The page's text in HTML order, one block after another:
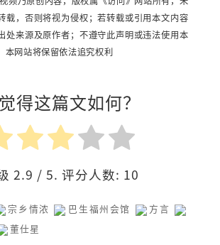
载，否则将视为侵权；若转载或引用本文内容
处来源及原作者；不遵守此声明或违法使用本
本网站将保留依法追究权利
得这篇文如何？
2.9 / 5. 评分人数: 10
宗乡情浓 巴生福州会馆
方言
董仕星